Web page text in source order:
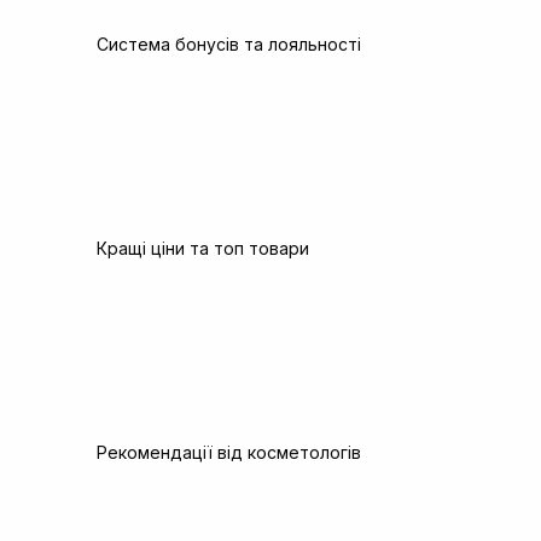
Система бонусів та лояльності
Кращі ціни та топ товари
Рекомендації від косметологів